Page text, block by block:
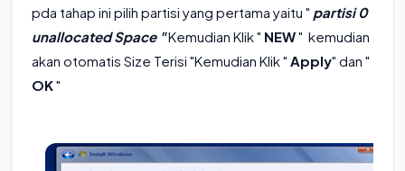
pda tahap ini pilih partisi yang pertama yaitu " partisi 0
unallocated Space "Kemudian Klik " NEW" kemudian
akan otomatis Size Terisi "Kemudian Klik " Apply" dan "
OK"